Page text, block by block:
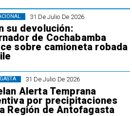
31 De Julio De 2026
su devolución:
de Cochabamba
sobre camioneta robada
31 De Julio De 2026
Alerta Temprana
por precipitaciones
Región de Antofagasta